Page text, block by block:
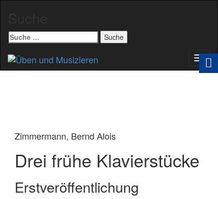
Suche
nach:
Zimmermann, Bernd Alois
Drei frühe Klavierstücke
Erstveröffentlichung